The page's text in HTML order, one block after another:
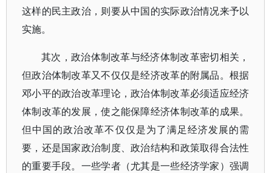
这样的民主政治，则要从中国的实际政治情况来予以
实施。
其次，政治体制改革与经济体制改革密切相关，
但政治体制改革又不仅仅是经济改革的附属品。根据
邓小平的政治改革理论，政治体制改革必须适应经济
体制改革的发展，使之能保障经济体制改革的成果。
但中国的政治改革不仅仅是为了满足经济发展的需
要，还是国家政治制度、政治结构和政策取得合法性
的重要手段。一些学者（尤其是一些经济学家）强调